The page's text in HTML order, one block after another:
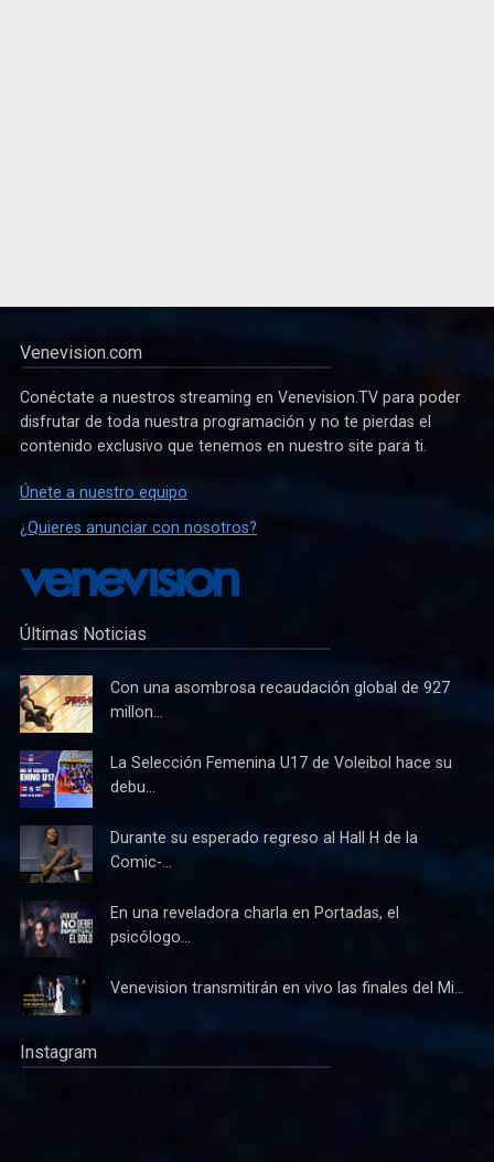
Venevision.com
Conéctate a nuestros streaming en Venevision.TV para poder
disfrutar de toda nuestra programación y no te pierdas el
contenido exclusivo que tenemos en nuestro site para ti.
Únete a nuestro equipo
¿Quieres anunciar con nosotros?
Últimas Noticias
Con una asombrosa recaudación global de 927
millon...
La Selección Femenina U17 de Voleibol hace su
debu...
Durante su esperado regreso al Hall H de la
Comic-...
En una reveladora charla en Portadas, el
psicólogo...
Venevision transmitirán en vivo las finales del Mi...
Instagram